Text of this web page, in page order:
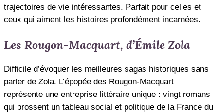
trajectoires de vie intéressantes. Parfait pour celles et
ceux qui aiment les histoires profondément incarnées.
Les Rougon-Macquart, d’Émile Zola
Difficile d’évoquer les meilleures sagas historiques sans
parler de Zola. L’épopée des Rougon-Macquart
représente une entreprise littéraire unique : vingt romans
qui brossent un tableau social et politique de la France du